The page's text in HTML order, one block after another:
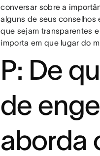
conversar sobre a
alguns de seus
que sejam transparentes
importa em que lugar do
P: De
de
aborda